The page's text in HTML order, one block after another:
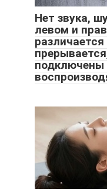
Нет звука,
левом и
подключены